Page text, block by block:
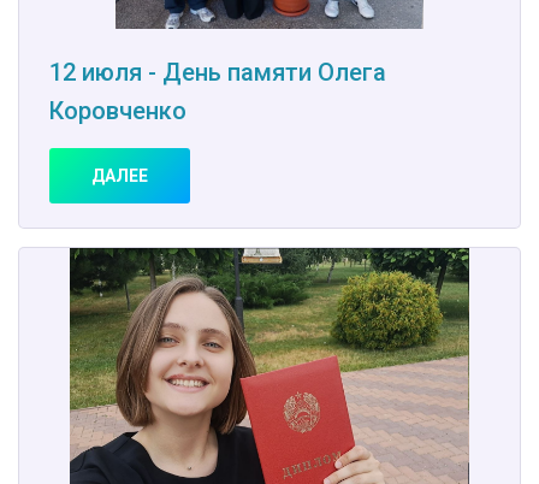
12 июля - День памяти Олега
Коровченко
ДАЛЕЕ